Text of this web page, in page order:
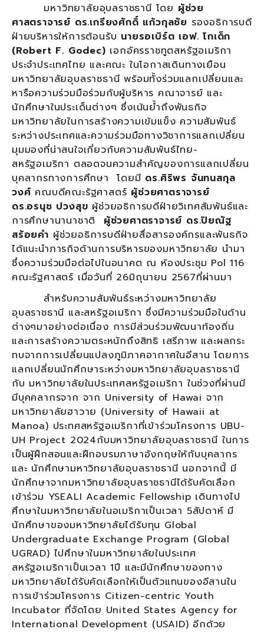
มหาวิทยาลัยอุบลราชธานี โดย ผู้ช่วย
ศาสตราจารย์ ดร.เกรียงศักดิ์ แก้วกุลชัย รองอธิการบดี
ฝ่ายบริหารให้การต้อนรับ นายรอเบิร์ต เอฟ. โกเด็ก
(Robert F. Godec) เอกอัครราชทูตสหรัฐอเมริกา
ประจำประเทศไทย และคณะ ในโอกาสเดินทางเยือน
มหาวิทยาลัยอุบลราชธานี พร้อมทั้งร่วมแลกเปลี่ยนและ
หารือความร่วมมือร่วมกับผู้บริหาร คณาจารย์ และ
นักศึกษาในประเด็นต่างๆ ซึ่งเน้นย้ำถึงพันธกิจ
มหาวิทยาลัยในการสร้างความเข้มแข็ง ความสัมพันธ์
ระหว่างประเทศและความร่วมมือทางวิชาการแลกเปลี่ยน
มุมมองที่น่าสนใจเกี่ยวกับความสัมพันธ์ไทย-
สหรัฐอเมริกา ตลอดจนความสำคัญของการแลกเปลี่ยน
บุคลากรทางการศึกษา โดยมี ดร.ศิริพร จันทนสกุล
วงศ์ คณบดีคณะรัฐศาสตร์ ผู้ช่วยศาตราจารย์
ดร.อรนุช ปวงสุข ผู้ช่วยอธิการบดีฝ่ายวิเทศสัมพันธ์และ
การศึกษานานาชาติ ผู้ช่วยศาตราจารย์ ดร.ปิยณัฐ
สร้อยคำ ผู้ช่วยอธิการบดีฝ่ายสื่อสารองค์กรและพันธกิจ
ได้แนะนำภารกิจด้านการบริหารของมหาวิทยาลัย นำมา
ซึ่งความร่วมมือต่อไปในอนาคต ณ ห้องประชุม Pol 116
คณะรัฐศาสตร์ เมื่อวันที่ 26มิถุนายน 2567ที่ผ่านมา
สำหรับความสัมพันธ์ระหว่างมหาวิทยาลัย
อุบลราชธานี และสหรัฐอเมริกา ซึ่งมีความร่วมมือในด้าน
ต่างๆมาอย่างต่อเนื่อง การมีส่วนร่วมพัฒนาท้องถิ่น
และการสร้างความตระหนักถึงสิทธิ เสรีภาพ และผลกระ
ทบจากการเปลี่ยนแปลงภูมิภาคอากาศในอีสาน โดยการ
แลกเปลี่ยนนักศึกษาระหว่างมหาวิทยาลัยอุบลราชธานี
กับ มหาวิทยาลัยในประเทศสหรัฐอเมริกา ในช่วงที่ผ่านมี
มีบุคคลากรจาก จาก University of Hawai จาก
มหาวิทยาลัยฮาวาย (University of Hawaii at
Manoa) ประทศสหรัฐอเมริกาที่เข้าร่วมโครงการ UBU-
UH Project 2024กับมหาวิทยาลัยอุบลราชธานี ในการ
เป็นผู้ฝึกสอนและฝึกอบรมภาษาอังกฤษให้กับบุคลากร
และ นักศึกษามหาวิทยาลัยอุบลราชธานี นอกจากนี้ มี
นักศึกษาจากมหาวิทยาลัยอุบลราชธานีได้รับคัดเลือก
เข้าร่วม YSEALI Academic Fellowship เดินทางไป
ศึกษาในมหาวิทยาลัยในอเมริกาเป็นเวลา 5สัปดาห์ มี
นักศึกษาของมหาวิทยาลัยได้รับทุน Global
Undergraduate Exchange Program (Global
UGRAD) ไปศึกษาในมหาวิทยาลัยในประเทศ
สหรัฐอเมริกาเป็นเวลา 1ปี และมีนักศึกษาของทาง
มหาวิทยาลัยได้รับคัดเลือกให้เป็นตัวแทนของอีสานใน
การเข้าร่วมโครงการ Citizen-centric Youth
Incubator ที่จัดโดย United States Agency for
International Development (USAID) อีกด้วย